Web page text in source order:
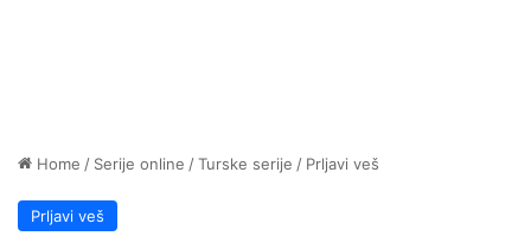
Home / Serije online /Turske serije / Prljavi veš
Prljavi veš